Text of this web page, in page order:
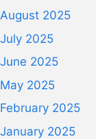
August 2025
July 2025
June 2025
May 2025
February 2025
January 2025